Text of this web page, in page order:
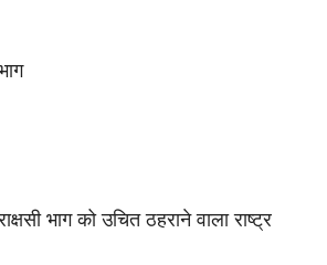
भाग को उचित ठहराने वाला राष्ट्र